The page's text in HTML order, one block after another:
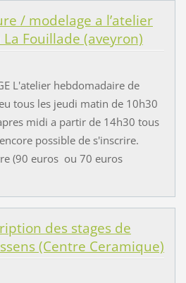
/ modelage a l’atelier
Fouillade (aveyron)
L'atelier hebdomadaire de
tous les jeudi matin de 10h30
midi a partir de 14h30 tous
possible de s'inscrire.
(90 euros ou 70 euros
des stages de
(Centre Ceramique)